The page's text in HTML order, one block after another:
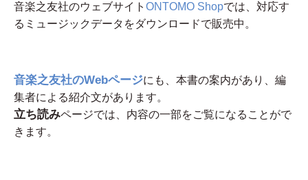
音楽之友社のウェブサイト ONTOMO Shopでは、対応す
るミュージックデータをダウンロードで販売中。
音楽之友社のWebページにも、本書の案内があり、編
集者による紹介文があります。
立ち読みページでは、内容の一部をご覧になることがで
きます。